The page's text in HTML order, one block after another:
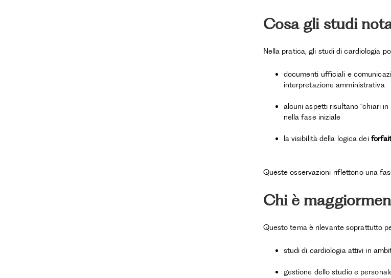
Cosa gli studi
Nella pratica, gli studi di cardiologia
documenti ufficiali e
interpretazione amministrativa
alcuni aspetti risultano “chiari
nella fase iniziale
la visibilità della logica dei
Queste osservazioni riflettono una
Chi è
Questo tema è rilevante soprattutto
studi di cardiologia attivi in
gestione dello studio e